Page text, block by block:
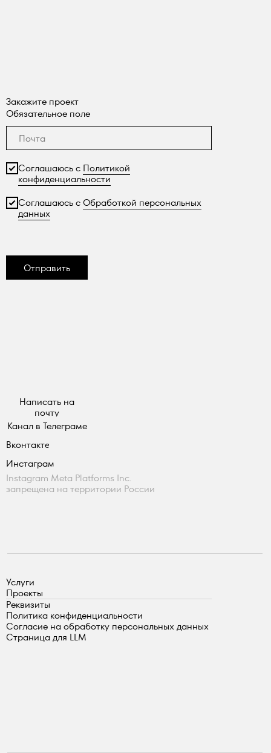
Закажите проект
Обязательное поле
Соглашаюсь с Политикой
конфиденциальности
Соглашаюсь сОбработкой персональных
данных
Отправить
Написать на
почту
Канал в Телеграме
Вконтакте
Инстаграм
Instagram Meta Platforms Inc.
запрещена на территории России
Услуги
Проекты
Реквизиты
Политика конфиденциальности
Согласие на обработку персональных данных
Страница для LLM